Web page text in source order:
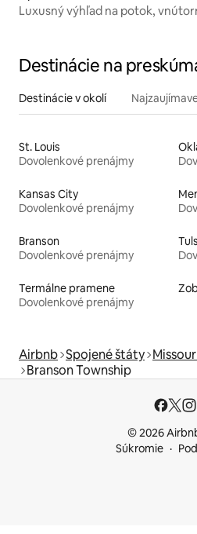
Luxusný výhľad na potok,
Destinácie na
Destinácie v okolí
St. Louis
Dovolenkové prenájmy
Kansas City
Dovolenkové prenájmy
Branson
Dovolenkové prenájmy
Termálne pramene
Dovolenkové prenájmy
Airbnb Spojené štáty
Branson Township
© 2026
Súkromie